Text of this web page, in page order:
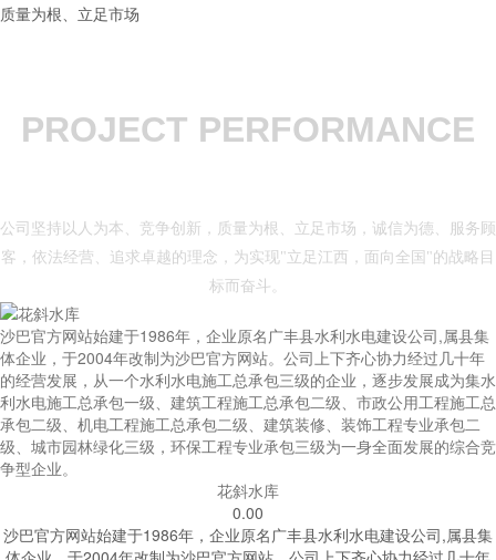
质量为根、立足市场
PROJECT PERFORMANCE
公司坚持以人为本、竞争创新，质量为根、立足市场，诚信为德、服务顾
客，依法经营、追求卓越的理念，为实现"立足江西，面向全国"的战略目
标而奋斗。
沙巴官方网站始建于1986年，企业原名广丰县水利水电建设公司,属县集
体企业，于2004年改制为沙巴官方网站。公司上下齐心协力经过几十年
的经营发展，从一个水利水电施工总承包三级的企业，逐步发展成为集水
利水电施工总承包一级、建筑工程施工总承包二级、市政公用工程施工总
承包二级、机电工程施工总承包二级、建筑装修、装饰工程专业承包二
级、城市园林绿化三级，环保工程专业承包三级为一身全面发展的综合竞
争型企业。
花斜水库
0.00
沙巴官方网站始建于1986年，企业原名广丰县水利水电建设公司,属县集